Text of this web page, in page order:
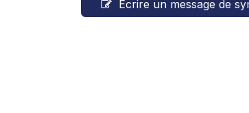
Écrire un message de